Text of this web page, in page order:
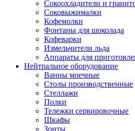
Сокоохладители и
Соковыжималки
Кофемолки
Фонтаны для шоколада
Кофеварки
Измельчители льда
Аппараты для
Нейтральное оборудование
Ванны моечные
Столы производственные
Стеллажи
Полки
Тележки сервировочные
Шкафы
Зонты